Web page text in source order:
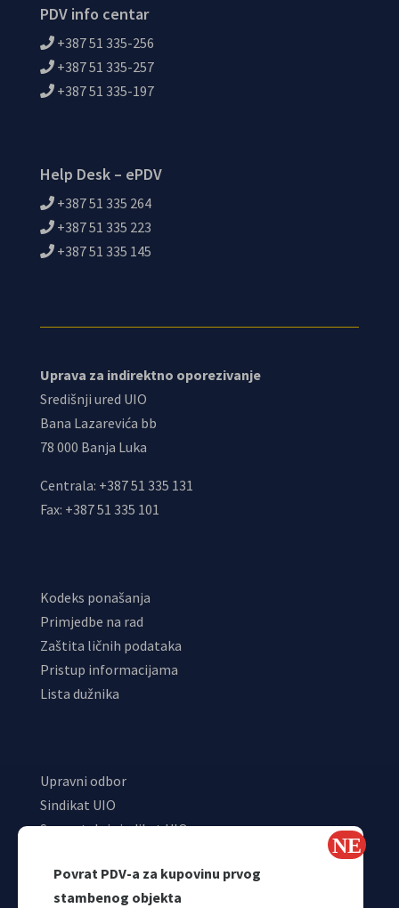
Povrat PDV-a za kupovinu prvog
stambenog objekta
PDV info centar
+387 51 335-256
+387 51 335-257
+387 51 335-197
Help Desk – ePDV
+387 51 335 264
+387 51 335 223
+387 51 335 145
Uprava za indirektno oporezivanje
Središnji ured UIO
Bana Lazarevića bb
78 000 Banja Luka
Centrala: +387 51 335 131
Fax: +387 51 335 101
Kodeks ponašanja
Primjedbe na rad
Zaštita ličnih podataka
Pristup informacijama
Lista dužnika
Upravni odbor
Sindikat UIO
Samostalni sindikat UIO
Odjeljenje za makroekonomsku analizu